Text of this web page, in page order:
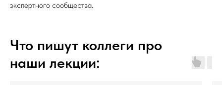
экспертного сообщества.
Что пишут коллеги про
наши лекции: